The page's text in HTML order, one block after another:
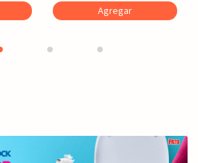
Agregar